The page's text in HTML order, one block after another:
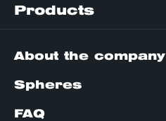
Products
About the company
Spheres
FAQ